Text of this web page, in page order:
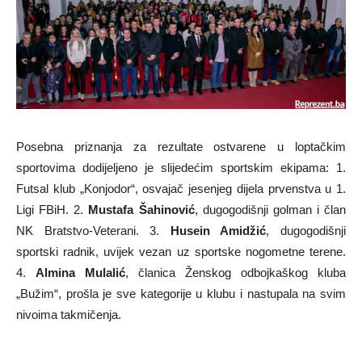
Posebna priznanja za rezultate ostvarene u loptačkim
sportovima dodijeljeno je slijedećim sportskim ekipama: 1.
Futsal klub „Konjodor“, osvajač jesenjeg dijela prvenstva u 1.
Ligi FBiH. 2. Mustafa Šahinović, dugogodišnji golman i član
NK Bratstvo-Veterani. 3.
Husein Amidžić, dugogodišnji
sportski radnik, uvijek vezan uz sportske nogometne terene.
4. Almina Mulalić, članica Ženskog odbojkaškog kluba
„Bužim“, prošla je sve kategorije u klubu i nastupala na svim
nivoima takmičenja.